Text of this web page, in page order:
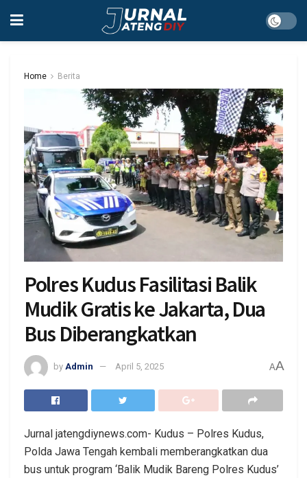
Home Berita
Polres Kudus Fasilitasi Balik
Mudik Gratis ke Jakarta, Dua
Bus Diberangkatkan
by Admin April 5, 2025 AA
Jurnal jatengdiynews.com- Kudus – Polres Kudus,
Polda Jawa Tengah kembali memberangkatkan dua
bus untuk program ‘Balik Mudik Bareng Polres Kudus’